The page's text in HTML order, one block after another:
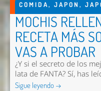
COMIDA, JAPON ,
MOCHIS
RECETA MÁS
VAS A PROBAR
¿Y si el secreto de los
lata de FANTA? Sí, has
Sigue leyendo →